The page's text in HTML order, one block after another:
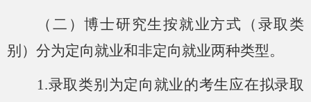
（二）博士研究生按就业方式（录取类
别）分为定向就业和非定向就业两种类型。
1.录取类别为定向就业的考生应在拟录取